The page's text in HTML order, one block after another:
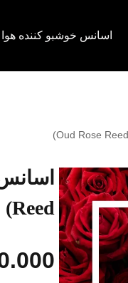
اسانس خوشبو کننده هوا
Reed)